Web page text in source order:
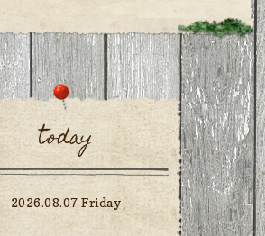
today
2026.08.07 Friday